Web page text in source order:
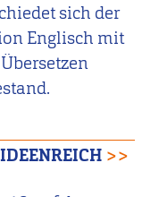
sich der
Englisch mit
>>